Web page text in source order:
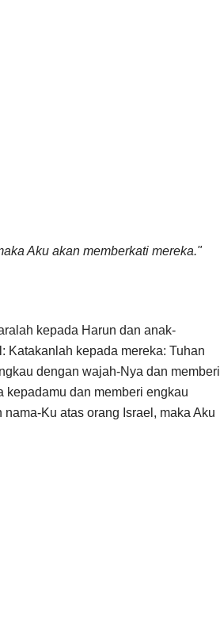
Aku akan memberkati mereka."
kepada Harun dan anak-
Katakanlah kepada mereka: Tuhan
dengan wajah-Nya dan memberi
dan memberi engkau
Ku atas orang Israel, maka Aku